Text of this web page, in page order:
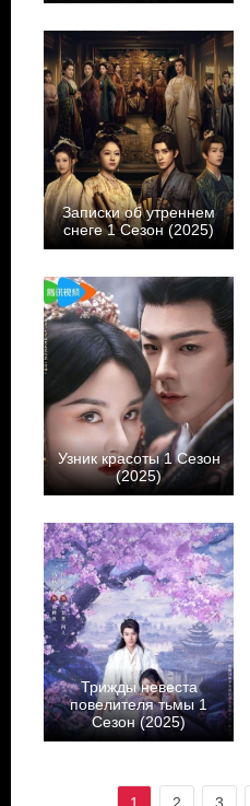
Записки об утреннем
снеге 1 Сезон (2025)
Узник красоты 1 Сезон
(2025)
Трижды невеста
повелителя тьмы 1
Сезон (2025)